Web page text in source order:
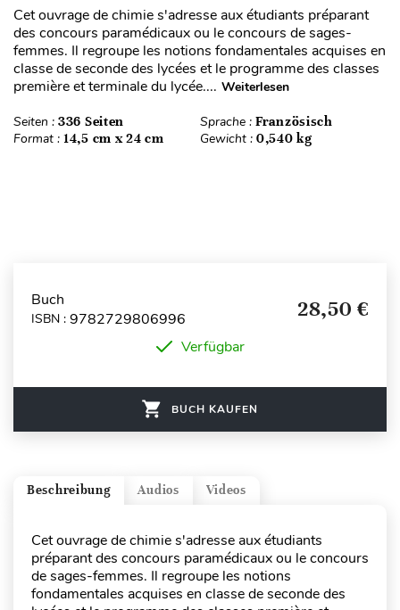
Cet ouvrage de chimie s'adresse aux étudiants préparant
des concours paramédicaux ou le concours de sages-
femmes. Il regroupe les notions fondamentales acquises en
classe de seconde des lycées et le programme des classes
première et terminale du lycée.... Weiterlesen
Seiten : 336 Seiten Sprache : Französisch
Format : 14,5 cm x 24 cm Gewicht : 0,540 kg
Buch
ISBN : 9782729806996 28,50 €
Verfügbar
BUCH KAUFEN
Videos
Audios
Beschreibung
Cet ouvrage de chimie s'adresse aux étudiants
préparant des concours paramédicaux ou le concours
de sages-femmes. Il regroupe les notions
fondamentales acquises en classe de seconde des